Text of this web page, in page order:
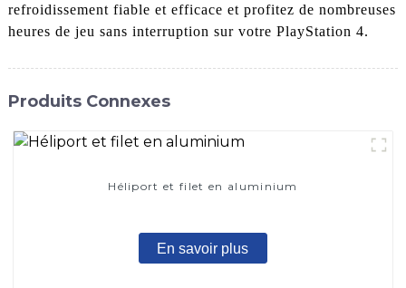
refroidissement fiable et efficace et profitez de nombreuses
heures de jeu sans interruption sur votre PlayStation 4.
Produits Connexes
Héliport et filet en aluminium
En savoir plus